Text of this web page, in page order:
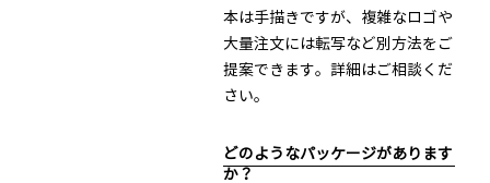
本は手描きですが、複雑なロゴや
大量注文には転写など別方法をご
提案できます。詳細はご相談くだ
さい。
どのようなパッケージがあります
か？